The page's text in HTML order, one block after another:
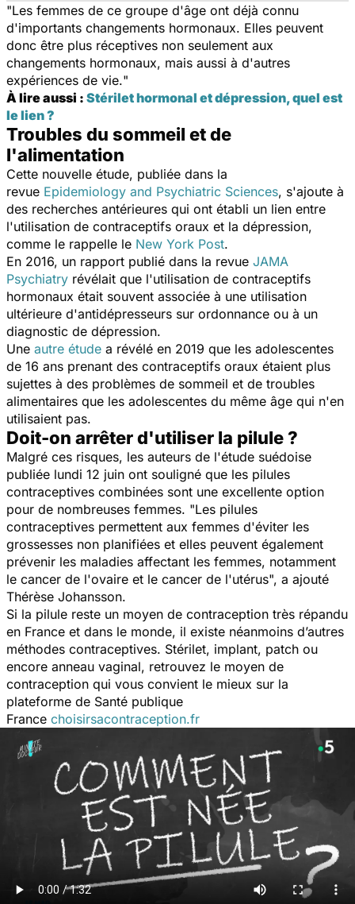
"Les femmes de ce groupe d'âge ont déjà connu
d'importants changements hormonaux. Elles peuvent
donc être plus réceptives non seulement aux
changements hormonaux, mais aussi à d'autres
expériences de vie."
À lire aussi : Stérilet hormonal et dépression, quel est
le lien ?
Troubles du sommeil et de
l'alimentation
Cette nouvelle étude, publiée dans la
revue Epidemiology and Psychiatric Sciences, s'ajoute à
des recherches antérieures qui ont établi un lien entre
l'utilisation de contraceptifs oraux et la dépression,
comme le rappelle le New York Post.
En 2016, un rapport publié dans la revue JAMA
Psychiatry révélait que l'utilisation de contraceptifs
hormonaux était souvent associée à une utilisation
ultérieure d'antidépresseurs sur ordonnance ou à un
diagnostic de dépression.
Une autre étude a révélé en 2019 que les adolescentes
de 16 ans prenant des contraceptifs oraux étaient plus
sujettes à des problèmes de sommeil et de troubles
alimentaires que les adolescentes du même âge qui n'en
utilisaient pas.
Doit-on arrêter d'utiliser la pilule ?
Malgré ces risques, les auteurs de l'étude suédoise
publiée lundi 12 juin ont souligné que les pilules
contraceptives combinées sont une excellente option
pour de nombreuses femmes. "Les pilules
contraceptives permettent aux femmes d'éviter les
grossesses non planifiées et elles peuvent également
prévenir les maladies affectant les femmes, notamment
le cancer de l'ovaire et le cancer de l'utérus", a ajouté
Thérèse Johansson.
Si la pilule reste un moyen de contraception très répandu
en France et dans le monde, il existe néanmoins d’autres
méthodes contraceptives. Stérilet, implant, patch ou
encore anneau vaginal, retrouvez le moyen de
contraception qui vous convient le mieux sur la
plateforme de Santé publique
France choisirsacontraception.fr